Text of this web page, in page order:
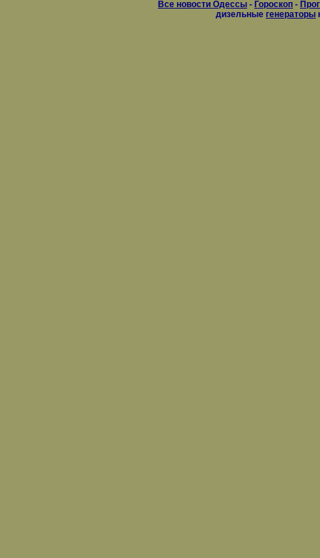
Все новости Одессы - Гороскоп -
дизельные генераторы